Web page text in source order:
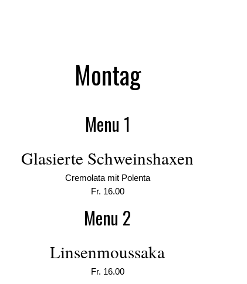
Montag
Menu 1
Glasierte Schweinshaxen
Cremolata mit Polenta
Fr. 16.00
Menu 2
Linsenmoussaka
Fr. 16.00